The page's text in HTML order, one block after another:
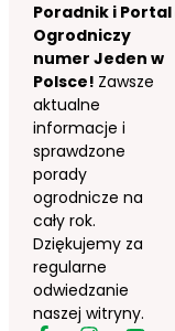
Poradnik i Portal
Ogrodniczy
numer Jeden w
Polsce! Zawsze
aktualne
informacje i
sprawdzone
porady
ogrodnicze na
cały rok.
Dziękujemy za
regularne
odwiedzanie
naszej witryny.